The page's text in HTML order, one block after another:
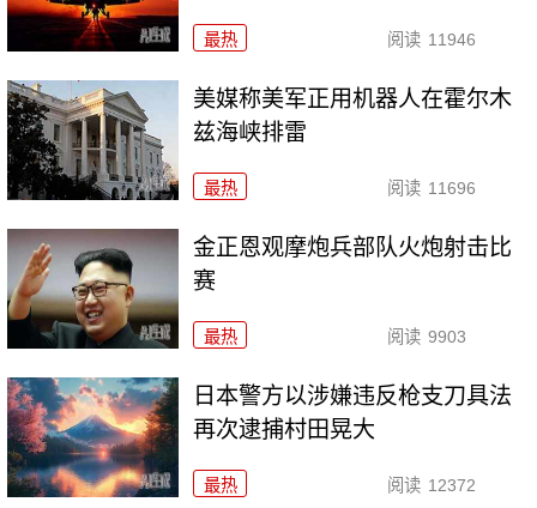
最热 阅读 11946
美媒称美军正用机器人在霍尔木
兹海峡排雷
最热 阅读 11696
金正恩观摩炮兵部队火炮射击比
赛
最热 阅读 9903
日本警方以涉嫌违反枪支刀具法
再次逮捕村田晃大
最热 阅读 12372